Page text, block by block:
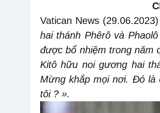
Vatican News (29.06.2023)
hai thánh Phêrô và
được bổ nhiệm trong năm
Kitô hữu noi gương hai
Mừng khắp mọi nơi. Đó là
tôi ? ».